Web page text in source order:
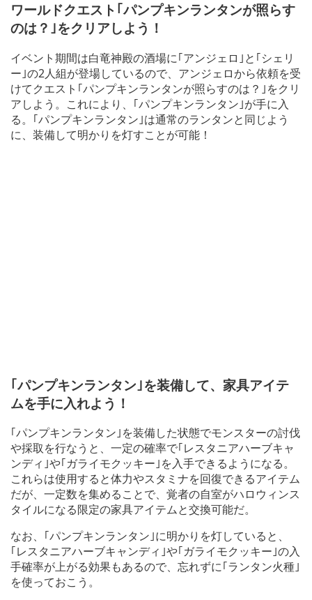
ワールドクエスト｢パンプキンランタンが照らす
のは？｣をクリアしよう！
イベント期間は白竜神殿の酒場に｢アンジェロ｣と｢シェリ
ー｣の2人組が登場しているので、アンジェロから依頼を受
けてクエスト｢パンプキンランタンが照らすのは？｣をクリ
アしよう。これにより、｢パンプキンランタン｣が手に入
る。｢パンプキンランタン｣は通常のランタンと同じよう
に、装備して明かりを灯すことが可能！
｢パンプキンランタン｣を装備して、家具アイテ
ムを手に入れよう！
｢パンプキンランタン｣を装備した状態でモンスターの討伐
や採取を行なうと、一定の確率で｢レスタニアハーブキャ
ンディ｣や｢ガライモクッキー｣を入手できるようになる。
これらは使用すると体力やスタミナを回復できるアイテム
だが、一定数を集めることで、覚者の自室がハロウィンス
タイルになる限定の家具アイテムと交換可能だ。
なお、｢パンプキンランタン｣に明かりを灯していると、
｢レスタニアハーブキャンディ｣や｢ガライモクッキー｣の入
手確率が上がる効果もあるので、忘れずに｢ランタン火種｣
を使っておこう。